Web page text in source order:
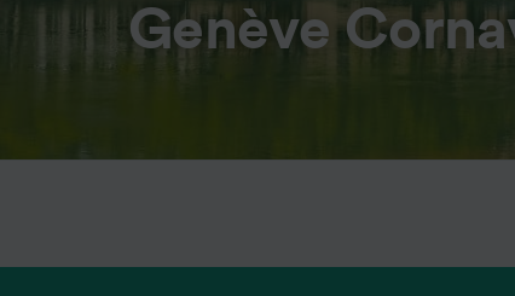
Genève